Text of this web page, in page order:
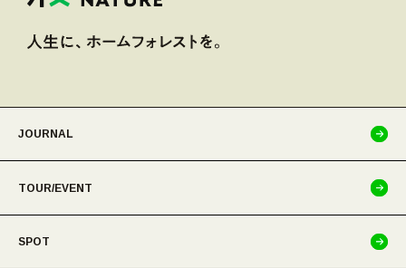
JOURNAL
TOUR/EVENT
SPOT